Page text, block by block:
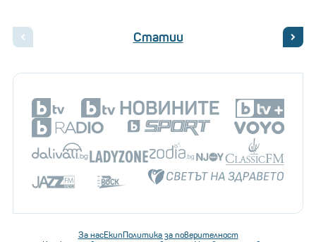
Статии
За насЕкипПолитика за поверителност